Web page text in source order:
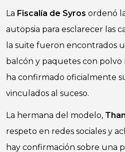
La Fiscalía de Syros ordenó
autopsia para esclarecer las
la suite fueron encontrados
balcón y paquetes con polvo
ha confirmado oficialmente
vinculados al suceso.
La hermana del modelo,
respeto en redes sociales y
hay confirmación sobre una